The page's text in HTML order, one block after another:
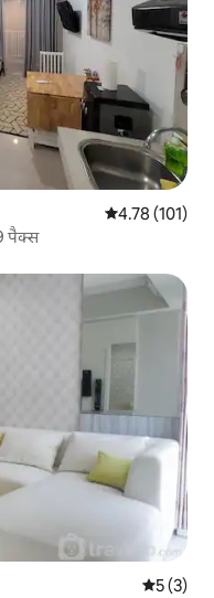
औसत रेटिंग 5 में से
4.78 (101)
पैक्स
औसत रेटिंग
5 (3)